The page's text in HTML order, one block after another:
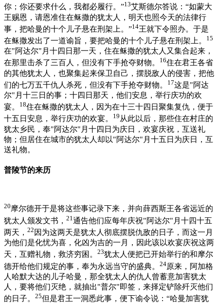
你；你还要求什么，我都必履行。”13艾斯德尔答说：“如蒙大
王赐恩，请恩准住在稣撒的犹太人，明天也照今天的法律行
事，把哈曼的十个儿子悬在刑架上。”14王就下令照办。于是
在稣撒发出了一道谕旨，要把哈曼的十个儿子悬在刑架上。
15
在"阿达尔"月十四日那一天，住在稣撒的犹太人又集合起来，
在那里击杀了三百人，但没有下手抢夺财物。
16住在君王各省
的其他犹太人，也聚集起来保卫自己，摆脱敌人的侵害，把他
们的七万五千仇人杀死，但没有下手抢夺财物。
17这是"阿达
尔"月十三日的事；十四日那天，他们安息，举行庆功的欢
宴。
18住在稣撒的犹太人，因为在十三十四日聚集复仇，便于
十五日安息，举行庆功的欢宴。
19从此以后，那些住在村庄的
犹太乡民，奉"阿达尔"月十四日为庆日，欢宴庆祝，互送礼
物；但居住在城市的犹太人却以"阿达尔"月十五日为庆日，互
送礼物。
普陵节的来历
20摩尔德开于是将这些事记录下来，并向薛西斯王各省远近的
犹太人颁发文书， 21 通告他们应每年庆祝"阿达尔"月十四十五
两天， 22 因为这两天是犹太人彻底摆脱仇敌的日子，而这一月
为他们是化忧为喜，化凶为吉的一月，因此该以欢宴庆祝这两
天，互赠礼物，救济穷困。 23犹太人便把已开始举行的和摩尔
德开给他们规定的事，奉为永远当守的盛典。 24原来，阿加格
人哈默大达的儿子哈曼，那全犹太人的仇人曾蓄意加害犹太
人，要将他们灭绝，就抽出"普尔"即签，来择定铲除歼灭他们
的日子。 25但是君王一洞悉此事，便下谕令说：“哈曼加害犹